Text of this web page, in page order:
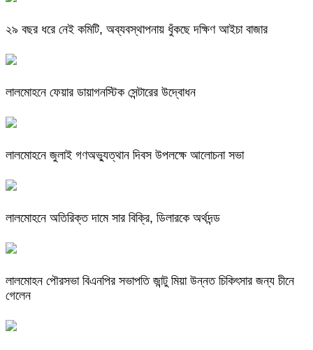
২৯ বছর ধরে নেই কমিটি, অব্যবস্থাপনায় ধুঁকছে দক্ষিণ আইচা বাজার
লালমোহনে ফেয়ার ডায়াগনস্টিক সেন্টারের উদ্বোধন
লালমোহনে জুলাই গণঅভ্যুত্থান দিবস উপলক্ষে আলোচনা সভা
লালমোহনে অতিরিক্ত দামে সার বিক্রি, ডিলারকে অর্থদন্ড
লালমোহন পৌরসভা বিএনপির সভাপতি জান্টু মিয়া উন্নত চিকিৎসার জন্য চীনে
গেলেন